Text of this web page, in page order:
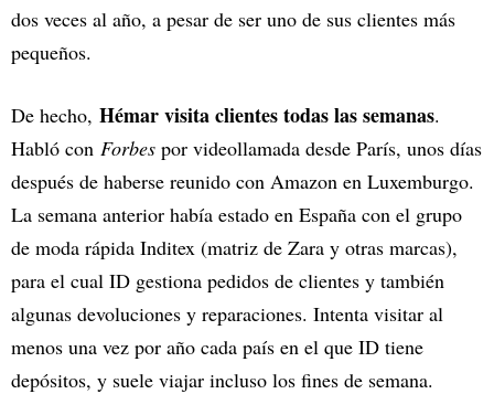
dos veces al año, a pesar de ser uno de sus clientes más
pequeños.
De hecho, Hémar visita clientes todas las semanas.
Habló con Forbes por videollamada desde París, unos días
después de haberse reunido con Amazon en Luxemburgo.
La semana anterior había estado en España con el grupo
de moda rápida Inditex (matriz de Zara y otras marcas),
para el cual ID gestiona pedidos de clientes y también
algunas devoluciones y reparaciones. Intenta visitar al
menos una vez por año cada país en el que ID tiene
depósitos, y suele viajar incluso los fines de semana.